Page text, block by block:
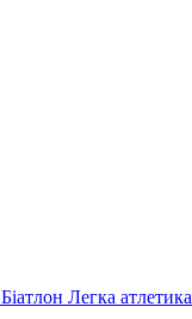
Біатлон Легка атлетика